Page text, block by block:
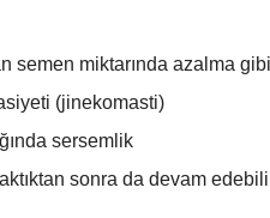
semen miktarında azalma
(jinekomasti)
sersemlik
sonra da devam